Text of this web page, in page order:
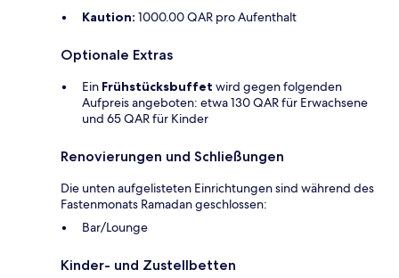
Kaution: 1000.00 QAR pro Aufenthalt
Optionale Extras
Ein Frühstücksbuffet wird gegen folgenden
Aufpreis angeboten: etwa 130 QAR für Erwachsene
und 65 QAR für Kinder
Renovierungen und Schließungen
Die unten aufgelisteten Einrichtungen sind während des
Fastenmonats Ramadan geschlossen:
Bar/Lounge
Kinder- und Zustellbetten